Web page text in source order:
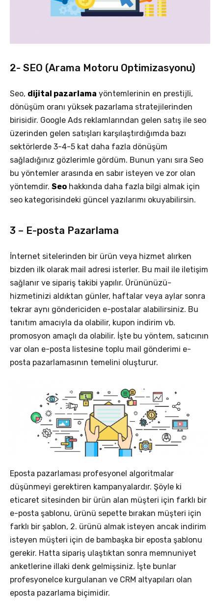
2- SEO (Arama Motoru Optimizasyonu)
Seo, dijital pazarlama yöntemlerinin en prestijli,
dönüşüm oranı yüksek pazarlama stratejilerinden
birisidir. Google Ads reklamlarından gelen satış ile seo
üzerinden gelen satışları karşılaştırdığımda bazı
sektörlerde 3-4-5 kat daha fazla dönüşüm
sağladığınız gözlerimle gördüm. Bunun yanı sıra Seo
bu yöntemler arasında en sabır isteyen ve zor olan
yöntemdir. Seo hakkında daha fazla bilgi almak için
seo kategorisindeki güncel yazılarımı okuyabilirsin.
3 – E-posta Pazarlama
İnternet sitelerinden bir ürün veya hizmet alırken
bizden ilk olarak mail adresi isterler. Bu mail ile iletişim
sağlanır ve sipariş takibi yapılır. Ürününüzü-
hizmetinizi aldıktan günler, haftalar veya aylar sonra
tekrar aynı göndericiden e-postalar alabilirsiniz. Bu
tanıtım amacıyla da olabilir, kupon indirim vb.
promosyon amaçlı da olabilir. İşte bu yöntem, satıcının
var olan e-posta listesine toplu mail gönderimi e-
posta pazarlamasının temelini oluşturur.
Eposta pazarlaması profesyonel algoritmalar
düşünmeyi gerektiren kampanyalardır. Şöyle ki
eticaret sitesinden bir ürün alan müşteri için farklı bir
e-posta şablonu, ürünü sepette bırakan müşteri için
farklı bir şablon, 2. ürünü almak isteyen ancak indirim
isteyen müşteri için de bambaşka bir eposta şablonu
gerekir. Hatta sipariş ulaştıktan sonra memnuniyet
anketlerine illaki denk gelmişsiniz. İşte bunlar
profesyonelce kurgulanan ve CRM altyapıları olan
eposta pazarlama biçimidir.